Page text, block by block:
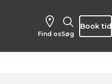
Find os Søg
Book tid